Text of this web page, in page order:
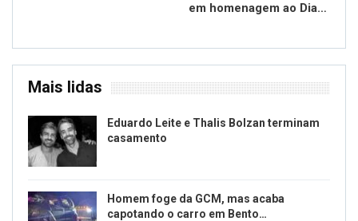
em homenagem ao Dia…
Mais lidas
Eduardo Leite e Thalis Bolzan terminam
casamento
Homem foge da GCM, mas acaba
capotando o carro em Bento…